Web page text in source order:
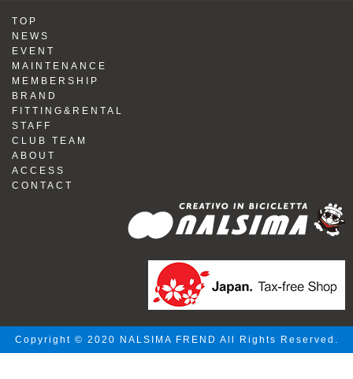
TOP
NEWS
EVENT
MAINTENANCE
MEMBERSHIP
BRAND
FITTING&RENTAL
STAFF
CLUB TEAM
ABOUT
ACCESS
CONTACT
Copyright © 2020 NALSIMA FREND All Rights Reserved.